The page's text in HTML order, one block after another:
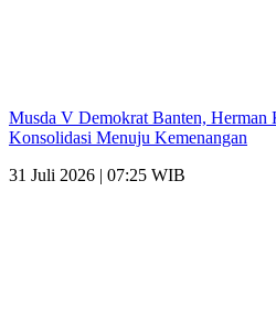
Musda V Demokrat Banten, Herman
Konsolidasi Menuju Kemenangan
31 Juli 2026 | 07:25 WIB